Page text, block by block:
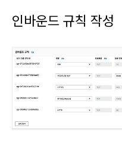
인바운드 규칙 작성